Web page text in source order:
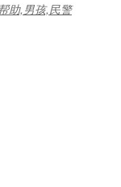
助,男孩,民警